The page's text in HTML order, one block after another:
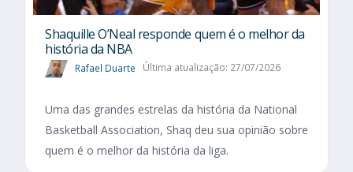
Shaquille O’Neal responde quem é o melhor da
história da NBA
Rafael Duarte Última atualização: 27/07/2026
Uma das grandes estrelas da história da National
Basketball Association, Shaq deu sua opinião sobre
quem é o melhor da história da liga.